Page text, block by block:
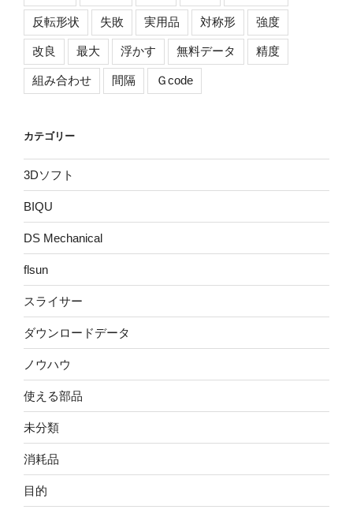
反転形状 失敗 実用品 対称形 強度
改良 最大 浮かす 無料データ 精度
組み合わせ 間隔 Ｇcode
カテゴリー
3Dソフト
BIQU
DS Mechanical
flsun
スライサー
ダウンロードデータ
ノウハウ
使える部品
未分類
消耗品
目的